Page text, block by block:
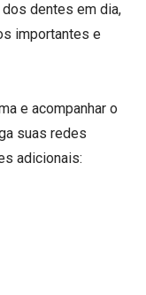
dentes em dia,
importantes e
e acompanhar o
suas redes
adicionais: